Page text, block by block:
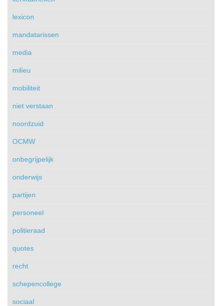
lexicon
mandatarissen
media
milieu
mobiliteit
niet verstaan
noordzuid
OCMW
onbegrijpelijk
onderwijs
partijen
personeel
politieraad
quotes
recht
schepencollege
sociaal